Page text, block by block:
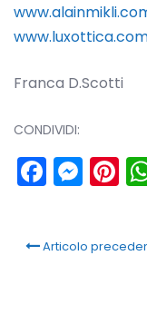
Franca D.Scotti
CONDIVIDI:
Articolo